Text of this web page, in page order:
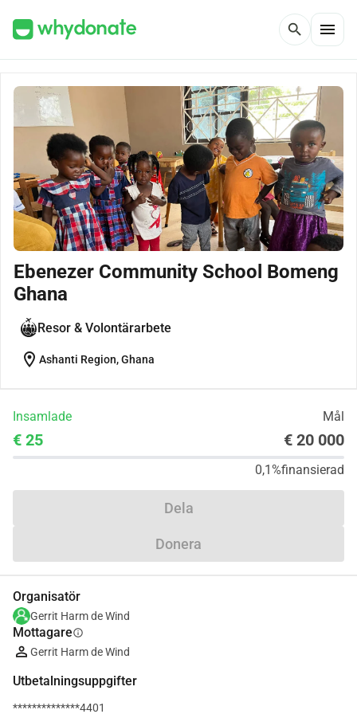
search menu
Ebenezer Community School Bomeng
Ghana
Resor & Volontärarbete
location_on Ashanti Region, Ghana
Insamlade Mål
€ 25 € 20 000
0,1%finansierad
Dela
Donera
Organisatör
Gerrit Harm de Wind
Mottagareinfo
Gerrit Harm de Wind
Utbetalningsuppgifter
**************4401